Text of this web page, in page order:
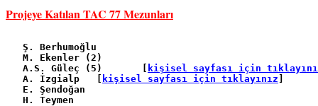
Projeye Katılan TAC 77 Mezunları
   Ş. Berhumoğlu
   M. Ekenler (2)
kişisel sayfası için
kişisel sayfası için tıklayınız
   E. Şendoğan
   H. Teymen